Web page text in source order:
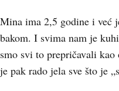
Mina ima 2,5 godine i već
bakom. I svima nam je
smo svi to prepričavali
je pak rado jela sve što je